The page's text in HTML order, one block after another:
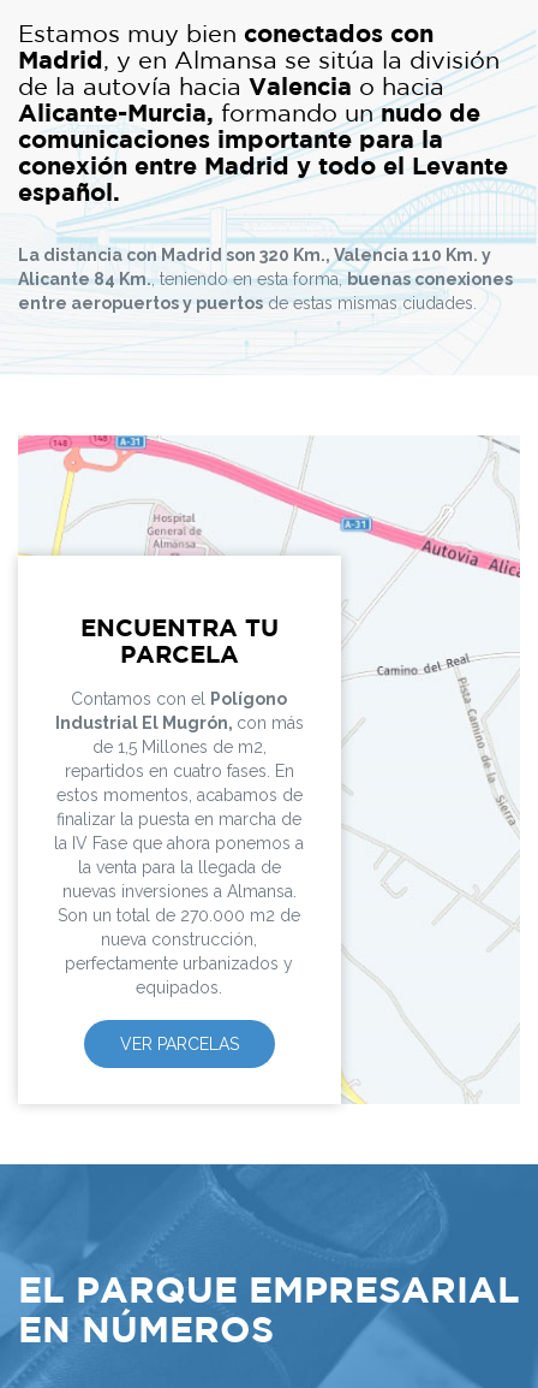
Estamos muy bien conectados con
Madrid , y en Almansa se sitúa la división
de la autovía hacia Valencia o hacia
Alicante-Murcia, formando unnudo de
comunicaciones importante para la
conexión entre Madrid y todo el Levante
español.
La distancia con Madrid son 320 Km., Valencia 110 Km. y
Alicante 84 Km., teniendo en esta forma,buenas conexiones
entre aeropuertos y puertosde estas mismas ciudades.
ENCUENTRA TU
PARCELA
Contamos con el
Polígono
Industrial El Mugrón, con más
de 1,5 Millones de m2,
repartidos en cuatro fases. En
estos momentos, acabamos de
finalizar la puesta en marcha de
la IV Fase que ahora ponemos a
la venta para la llegada de
nuevas inversiones a Almansa.
Son un total de 270.000 m2 de
nueva construcción,
perfectamente urbanizados y
equipados.
VER PARCELAS
EL PARQUE EMPRESARIAL
EN NÚMEROS